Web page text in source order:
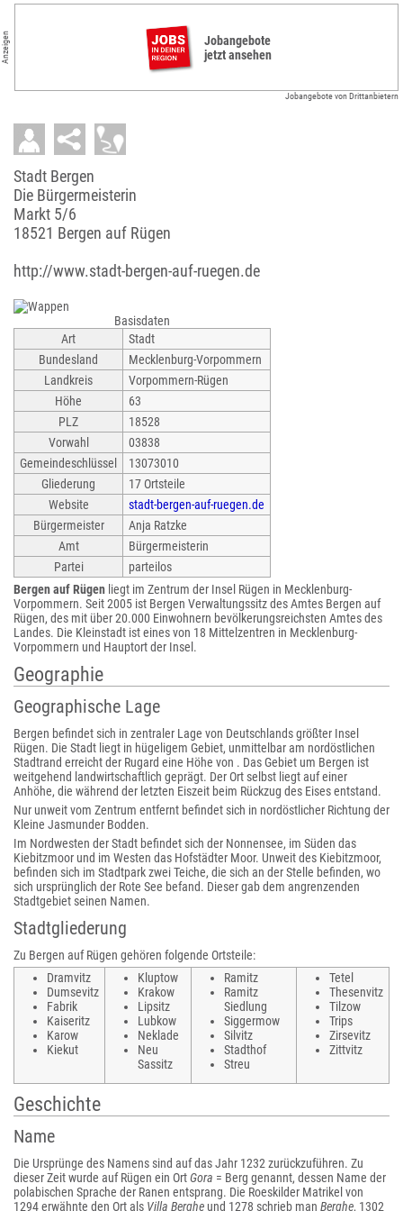
Anzeigen
Jobangebote
jetzt ansehen
Jobangebote von Drittanbietern
Stadt Bergen
Die Bürgermeisterin
Markt 5/6
18521 Bergen auf Rügen
http://www.stadt-bergen-auf-ruegen.de
Basisdaten
Art
Stadt
Bundesland
Mecklenburg-Vorpommern
Landkreis
Vorpommern-Rügen
Höhe
63
PLZ
18528
Vorwahl
03838
Gemeindeschlüssel
13073010
Gliederung
17 Ortsteile
Website
stadt-bergen-auf-ruegen.de
Bürgermeister
Anja Ratzke
Amt
Bürgermeisterin
Partei
parteilos
Bergen auf Rügen liegt im Zentrum der Insel Rügen in Mecklenburg-
Vorpommern. Seit 2005 ist Bergen Verwaltungssitz des Amtes Bergen auf
Rügen, des mit über 20.000 Einwohnern bevölkerungsreichsten Amtes des
Landes. Die Kleinstadt ist eines von 18 Mittelzentren in Mecklenburg-
Vorpommern und Hauptort der Insel.
Geographie
Geographische Lage
Bergen befindet sich in zentraler Lage von Deutschlands größter Insel
Rügen. Die Stadt liegt in hügeligem Gebiet, unmittelbar am nordöstlichen
Stadtrand erreicht der Rugard eine Höhe von . Das Gebiet um Bergen ist
weitgehend landwirtschaftlich geprägt. Der Ort selbst liegt auf einer
Anhöhe, die während der letzten Eiszeit beim Rückzug des Eises entstand.
Nur unweit vom Zentrum entfernt befindet sich in nordöstlicher Richtung der
Kleine Jasmunder Bodden.
Im Nordwesten der Stadt befindet sich der Nonnensee, im Süden das
Kiebitzmoor und im Westen das Hofstädter Moor. Unweit des Kiebitzmoor,
befinden sich im Stadtpark zwei Teiche, die sich an der Stelle befinden, wo
sich ursprünglich der Rote See befand. Dieser gab dem angrenzenden
Stadtgebiet seinen Namen.
Stadtgliederung
Zu Bergen auf Rügen gehören folgende Ortsteile:
Dramvitz
Dumsevitz
Fabrik
Kaiseritz
Karow
Kiekut
Kluptow
Krakow
Lipsitz
Lubkow
Neklade
Neu
Sassitz
Ramitz
Ramitz
Siedlung
Siggermow
Silvitz
Stadthof
Streu
Tetel
Thesenvitz
Tilzow
Trips
Zirsevitz
Zittvitz
Geschichte
Name
Die Ursprünge des Namens sind auf das Jahr 1232 zurückzuführen. Zu
dieser Zeit wurde auf Rügen ein OrtGora = Berg genannt, dessen Name der
polabischen Sprache der Ranen entsprang. Die Roeskilder Matrikel von
1294 erwähnte den Ort als Villa Berghe und 1278 schrieb man Berghe, 1302